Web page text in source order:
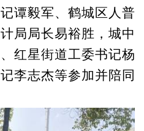
谭毅军、鹤城区人普
局局长易裕胜，城中
红星街道工委书记杨
李志杰等参加并陪同